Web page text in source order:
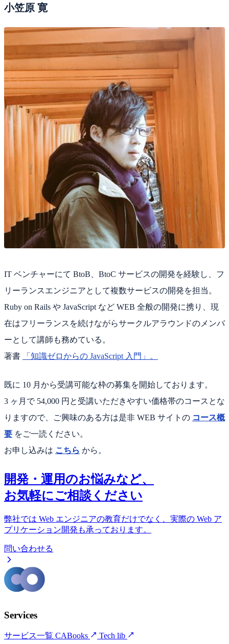
小笠原 寛
IT ベンチャーにて BtoB、BtoC サービスの開発を経験し、フ
リーランスエンジニアとして複数サービスの開発を担当。
Ruby on Rails や JavaScript など WEB 全般の開発に携り、現
在はフリーランスを続けながらサークルアラウンドのメンバ
ーとして講師も務めている。
著書
「知識ゼロからの JavaScript 入門」。
既に 10 月から受講可能な枠の募集を開始しております。
3 ヶ月で 54,000 円と受講いただきやすい価格帯のコースとな
りますので、ご興味のある方は是非 WEB サイトの コース概
要 をご一読ください。
お申し込みは こちら から。
開発・運用のお悩みなど、
お気軽にご相談ください
弊社では Web エンジニアの教育だけでなく、実際の Web ア
プリケーション開発も承っております。
問い合わせる
Services
サービス一覧 CABooks Tech lib